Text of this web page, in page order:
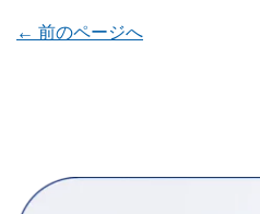
← 前のページへ